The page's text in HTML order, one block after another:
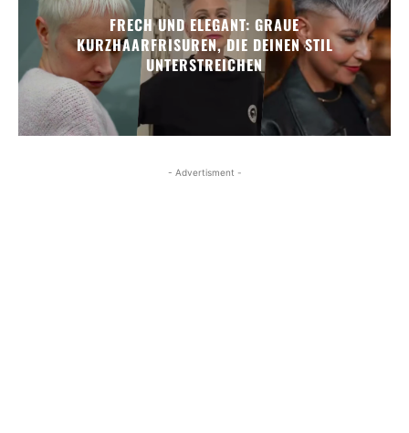
FRECH UND ELEGANT: GRAUE
KURZHAARFRISUREN, DIE DEINEN STIL
UNTERSTREICHEN
- Advertisment -